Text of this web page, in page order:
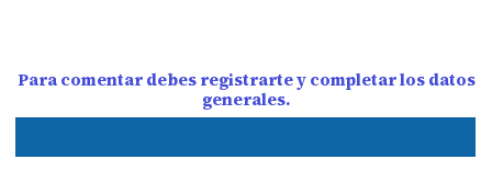
Para comentar debes registrarte y completar los datos
generales.